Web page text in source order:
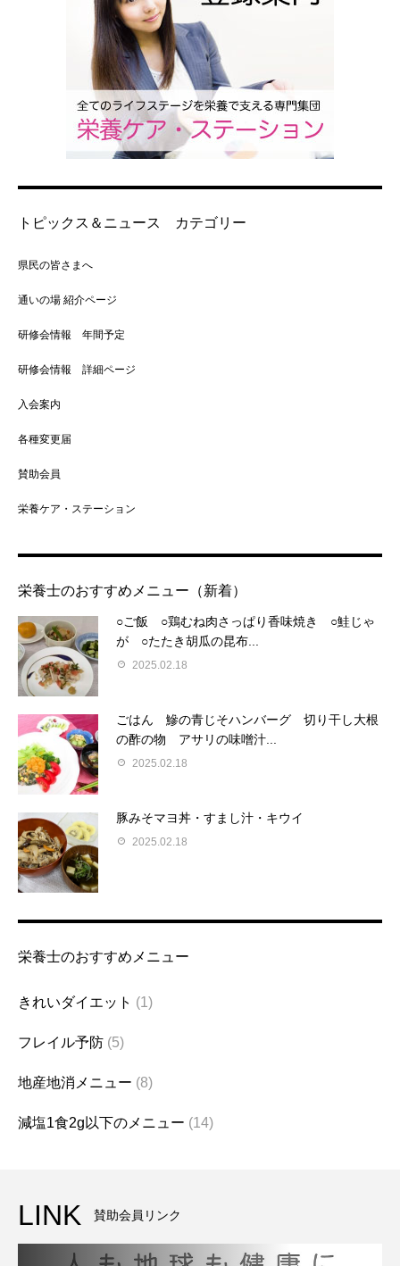
トピックス＆ニュース カテゴリー
県民の皆さまへ
通いの場 紹介ページ
研修会情報 年間予定
研修会情報 詳細ページ
入会案内
各種変更届
賛助会員
栄養ケア・ステーション
栄養士のおすすめメニュー（新着）
○ご飯 ○鶏むね肉さっぱり香味焼き ○鮭じゃ
が ○たたき胡瓜の昆布...
2025.02.18
ごはん 鰺の青じそハンバーグ 切り干し大根
の酢の物 アサリの味噌汁...
2025.02.18
豚みそマヨ丼・すまし汁・キウイ
2025.02.18
栄養士のおすすめメニュー
きれいダイエット (1)
フレイル予防 (5)
地産地消メニュー (8)
減塩1食2g以下のメニュー (14)
LINK 賛助会員リンク